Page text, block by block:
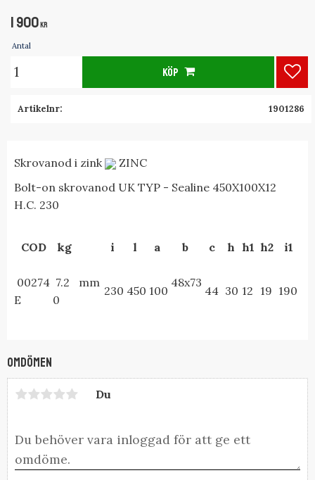
1 900KR
Antal
KÖP
Artikelnr 1901286
Skrovanod i zink
ZINC
Bolt-on skrovanod UK TYP - Sealine 450X100X12
H.C. 230
COD kg i l a b c h h1 h2 i1
00274
E
7.2
0
mm
230 450 100
48x73
44 30 12 19 190
Omdömen
Du